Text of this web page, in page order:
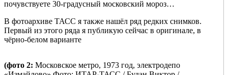
почувствуете 30-градусный московский мороз…
В фотоархиве ТАСС я также нашёл ряд редких снимков.
Первый из этого ряда я публикую сейчас в оригинале, в
чёрно-белом варианте
(фото 2: Московское метро, 1973 год, электродепо